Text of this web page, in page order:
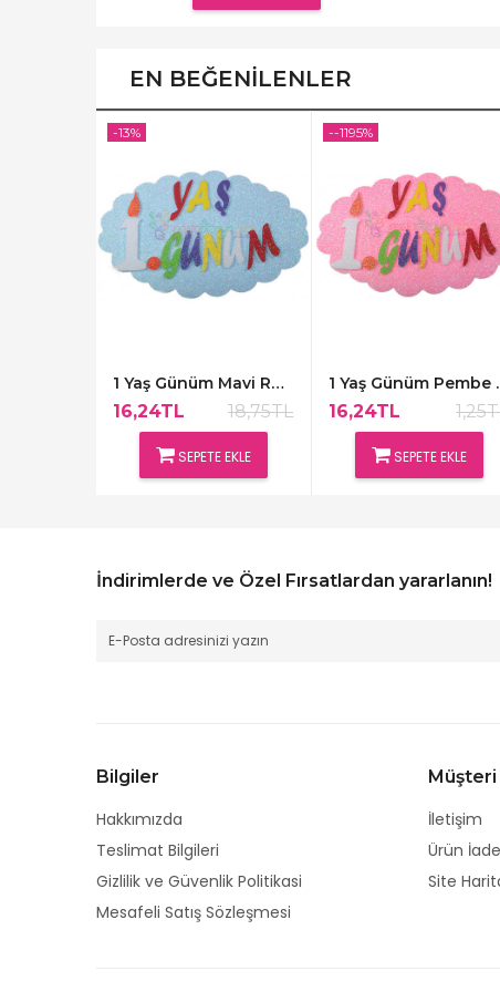
EN BEĞENILENLER
-13%
1 Yaş Günüm Mavi Renk Kapı Süsü,48x30cm
16,24TL 18,75TL
SEPETE EKLE
--1195%
1 Yaş
16,24TL
SEPETE EKLE
İndirimlerde ve Özel Fırsatlardan yararlanın!
Bilgiler
Hakkımızda
Teslimat Bilgileri
Gizlilik ve Güvenlik Politikasi
Mesafeli Satış Sözleşmesi
Müşteri
İletişim
Ürün
Site